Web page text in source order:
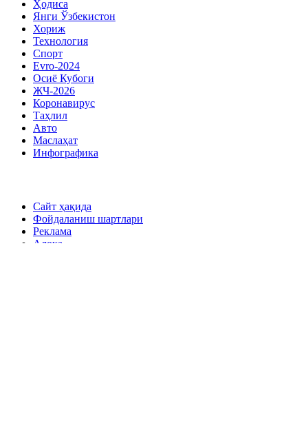
Ҳодиса
Янги Ўзбекистон
Хориж
Технология
Спорт
Evro-2024
Осиё Кубоги
ЖЧ-2026
Коронавирус
Таҳлил
Авто
Маслаҳат
Инфографика
Сайт ҳақида
Фойдаланиш шартлари
Реклама
Алоқа